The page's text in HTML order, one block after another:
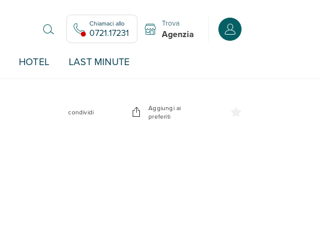
Chiamaci allo
0721.17231
Trova
Agenzia Accedi o registrati
HOTEL LAST MINUTE
condividi
Aggiungi ai
preferiti